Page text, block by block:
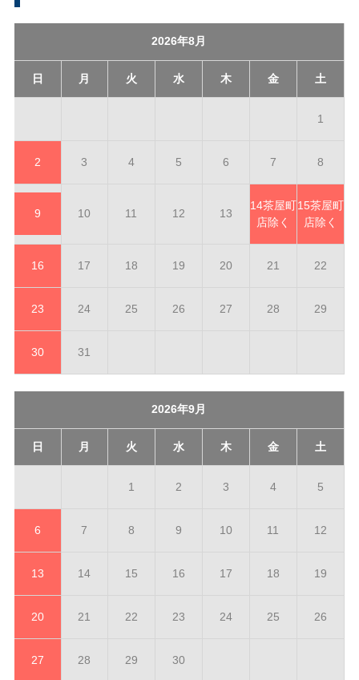
2026年8月
日 月 火 水 木 金 土
1
2 3 4 5 6 7 8
9 10 11 12 13
14茶屋町
店除く
15茶屋町
店除く
16 17 18 19 20 21 22
23 24 25 26 27 28 29
30 31
2026年9月
日 月 火 水 木 金 土
1 2 3 4 5
6 7 8 9 10 11 12
13 14 15 16 17 18 19
20 21 22 23 24 25 26
27 28 29 30